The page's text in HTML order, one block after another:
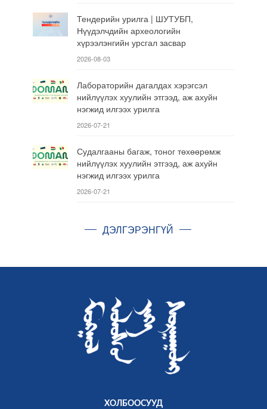
Тендерийн урилга | ШУТУБП,
Нүүдэлчдийн археологийн
хүрээлэнгийн урсгал засвар
2026-08-03
Лабораторийн дагалдах хэрэгсэл
нийлүүлэх хуулийн этгээд, аж ахуйн
нэгжид илгээх урилга
2026-07-21
Судалгааны багаж, тоног төхөөрөмж
нийлүүлэх хуулийн этгээд, аж ахуйн
нэгжид илгээх урилга
2026-07-21
ДЭЛГЭРЭНГҮЙ
ХОЛБООСУУД